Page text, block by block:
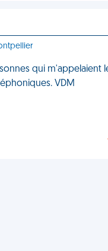
qui m'appelaient
VDM